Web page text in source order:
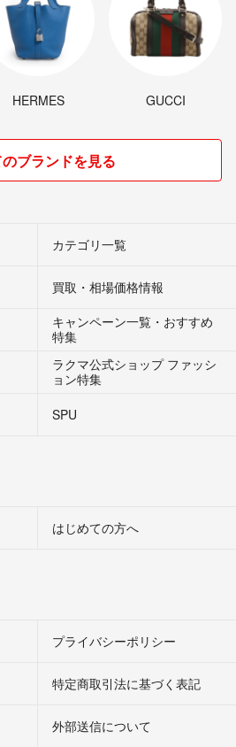
HERMES GUCCI
ブランドを見る
カテゴリ一覧
買取・相場価格情報
キャンペーン一覧・おすすめ
特集
ラクマ公式ショップ ファッシ
ョン特集
SPU
はじめての方へ
プライバシーポリシー
特定商取引法に基づく表記
外部送信について